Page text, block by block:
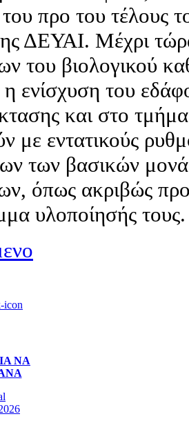
προ του τέλους
ΔΕΥΑΙ. Μέχρι
του βιολογικού
ενίσχυση του
και στο
με εντατικούς
των βασικών
όπως ακριβώς
υλοποίησής τους.
ΝΑ